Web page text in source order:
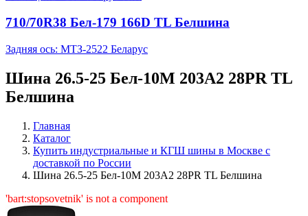
710/70R38 Бел-179 166D TL Белшина
Задняя ось: МТЗ-2522 Беларус
Шина 26.5-25 Бел-10М 203А2 28PR TL
Белшина
Главная
Каталог
Купить индустриальные и КГШ шины в Москве с
доставкой по России
Шина 26.5-25 Бел-10М 203А2 28PR TL Белшина
'bart:stopsovetnik' is not a component